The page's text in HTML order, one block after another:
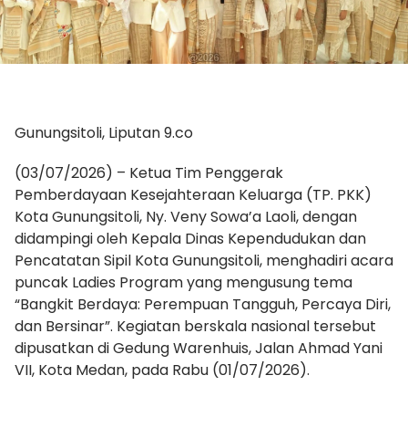
Gunungsitoli, Liputan 9.co
(03/07/2026) – Ketua Tim Penggerak
Pemberdayaan Kesejahteraan Keluarga (TP. PKK)
Kota Gunungsitoli, Ny. Veny Sowa’a Laoli, dengan
didampingi oleh Kepala Dinas Kependudukan dan
Pencatatan Sipil Kota Gunungsitoli, menghadiri acara
puncak Ladies Program yang mengusung tema
“Bangkit Berdaya: Perempuan Tangguh, Percaya Diri,
dan Bersinar”. Kegiatan berskala nasional tersebut
dipusatkan di Gedung Warenhuis, Jalan Ahmad Yani
VII, Kota Medan, pada Rabu (01/07/2026).